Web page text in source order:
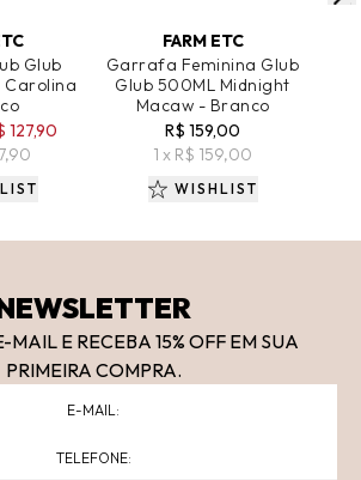
Glub
Carolina
127,90
FARM ETC
Garrafa Feminina Glub
Glub 500ML Midnight
Macaw - Branco
R$ 159,00
1 x R$ 159,00
WISHLIST
MAIL E RECEBA 15% OFF EM SUA
PRIMEIRA COMPRA.